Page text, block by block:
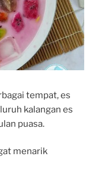
tempat, es
kalangan es
puasa.
menarik